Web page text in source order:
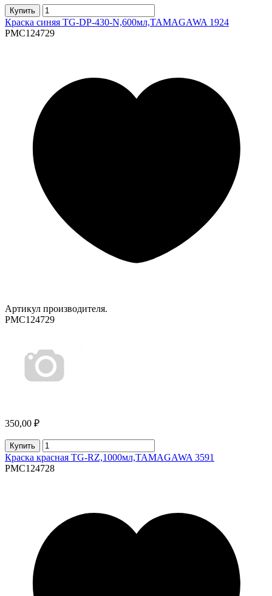
Купить
Краска синяя TG-DP-430-N,600мл,TAMAGAWA 1924
PMC124729
Артикул производителя.
PMC124729
350,00 ₽
Купить
Краска красная TG-RZ,1000мл,TAMAGAWA 3591
PMC124728